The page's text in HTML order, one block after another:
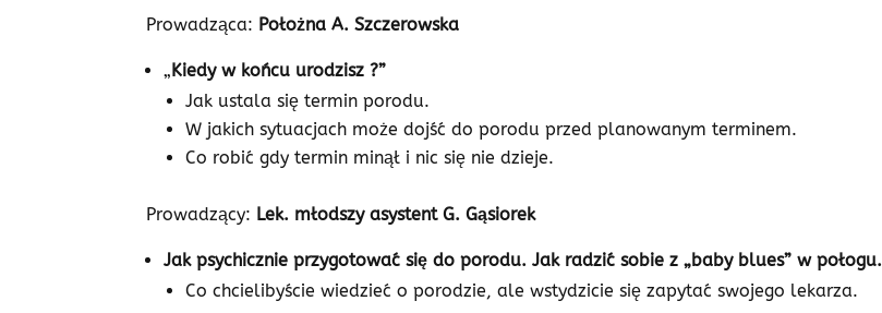
Prowadząca: Położna A. Szczerowska
„Kiedy w końcu urodzisz ?”
Jak ustala się termin porodu.
W jakich sytuacjach może dojść do porodu przed planowanym terminem.
Co robić gdy termin minął i nic się nie dzieje.
Prowadzący: Lek. młodszy asystent G. Gąsiorek
Jak psychicznie przygotować się do porodu. Jak radzić sobie z „baby blues” w połogu.
Co chcielibyście wiedzieć o porodzie, ale wstydzicie się zapytać swojego lekarza.